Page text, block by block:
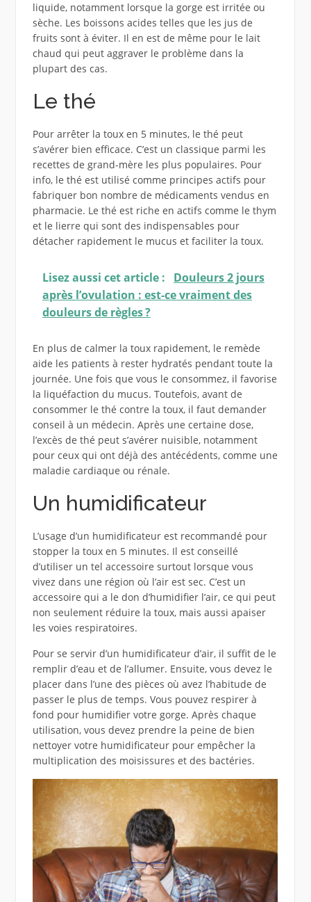
liquide, notamment lorsque la gorge est irritée ou
sèche. Les boissons acides telles que les jus de
fruits sont à éviter. Il en est de même pour le lait
chaud qui peut aggraver le problème dans la
plupart des cas.
Le thé
Pour arrêter la toux en 5 minutes, le thé peut
s’avérer bien efficace. C’est un classique parmi les
recettes de grand-mère les plus populaires. Pour
info, le thé est utilisé comme principes actifs pour
fabriquer bon nombre de médicaments vendus en
pharmacie. Le thé est riche en actifs comme le thym
et le lierre qui sont des indispensables pour
détacher rapidement le mucus et faciliter la toux.
Lisez aussi cet article :
Douleurs 2 jours
après l’ovulation : est-ce vraiment des
douleurs de règles ?
En plus de calmer la toux rapidement, le remède
aide les patients à rester hydratés pendant toute la
journée. Une fois que vous le consommez, il favorise
la liquéfaction du mucus. Toutefois, avant de
consommer le thé contre la toux, il faut demander
conseil à un médecin. Après une certaine dose,
l’excès de thé peut s’avérer nuisible, notamment
pour ceux qui ont déjà des antécédents, comme une
maladie cardiaque ou rénale.
Un humidificateur
L’usage d’un humidificateur est recommandé pour
stopper la toux en 5 minutes. Il est conseillé
d’utiliser un tel accessoire surtout lorsque vous
vivez dans une région où l’air est sec. C’est un
accessoire qui a le don d’humidifier l’air, ce qui peut
non seulement réduire la toux, mais aussi apaiser
les voies respiratoires.
Pour se servir d’un humidificateur d’air, il suffit de le
remplir d’eau et de l’allumer. Ensuite, vous devez le
placer dans l’une des pièces où avez l’habitude de
passer le plus de temps. Vous pouvez respirer à
fond pour humidifier votre gorge. Après chaque
utilisation, vous devez prendre la peine de bien
nettoyer votre humidificateur pour empêcher la
multiplication des moisissures et des bactéries.